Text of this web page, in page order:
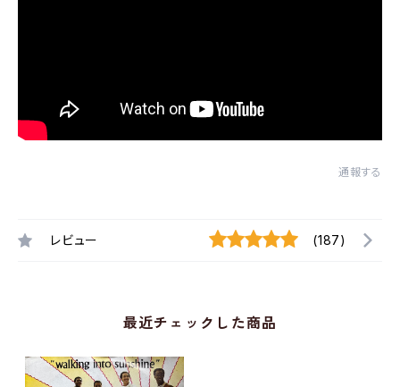
通報する
レビュー (187)
最近チェックした商品